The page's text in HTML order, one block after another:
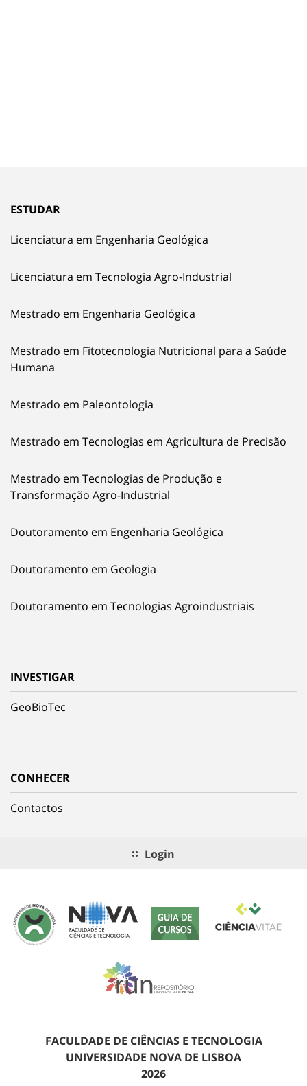
ESTUDAR
Licenciatura em Engenharia Geológica
Licenciatura em Tecnologia Agro-Industrial
Mestrado em Engenharia Geológica
Mestrado em Fitotecnologia Nutricional para a Saúde
Humana
Mestrado em Paleontologia
Mestrado em Tecnologias em Agricultura de Precisão
Mestrado em Tecnologias de Produção e
Transformação Agro-Industrial
Doutoramento em Engenharia Geológica
Doutoramento em Geologia
Doutoramento em Tecnologias Agroindustriais
INVESTIGAR
GeoBioTec
CONHECER
Contactos
Login
FACULDADE DE CIÊNCIAS E TECNOLOGIA
UNIVERSIDADE NOVA DE LISBOA
2026